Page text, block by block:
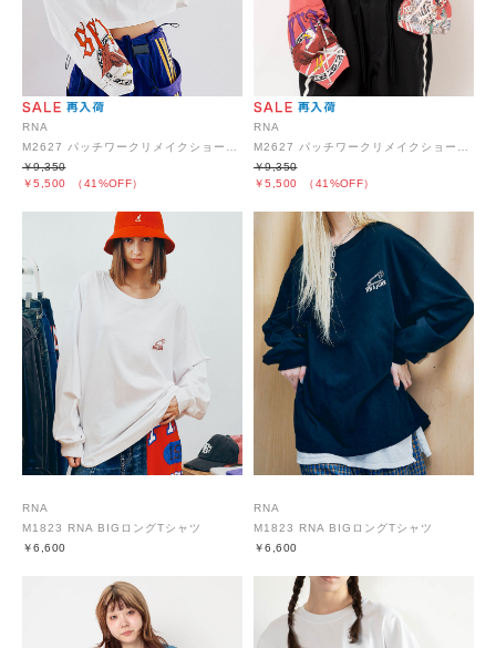
RNA
￥5,500 （41%OFF）
￥9,350
RNA
￥5,500 （41%OFF）
￥9,350
RNA
M1823 RNA BIGロングTシャツ
￥6,600
RNA
M1823 RNA BIGロングTシャツ
￥6,600